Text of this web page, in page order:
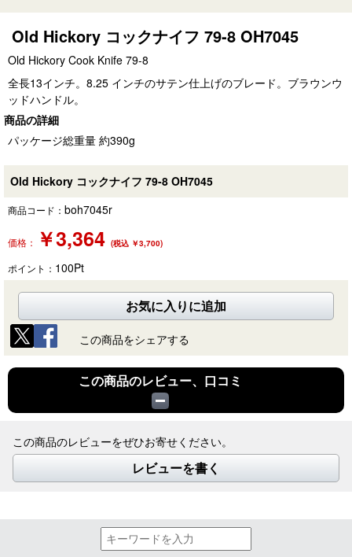
Old Hickory コックナイフ 79-8 OH7045
Old Hickory Cook Knife 79-8
全長13インチ。8.25 インチのサテン仕上げのブレード。ブラウンウ
ッドハンドル。
商品の詳細
パッケージ総重量 約390g
Old Hickory コックナイフ 79-8 OH7045
商品コード： boh7045r
価格： ￥3,364 (税込 ￥3,700)
ポイント： 100Pt
お気に入りに追加
この商品をシェアする
この商品のレビュー、口コミ
この商品のレビューをぜひお寄せください。
レビューを書く